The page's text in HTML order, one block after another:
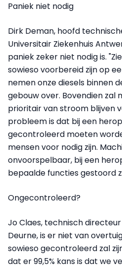
Paniek niet nodig
Dirk Deman, hoofd
Universitair Ziekenhuis
paniek zeker niet nodig is.
sowieso voorbereid zijn op
nemen onze diesels binnen
gebouw over. Bovendien zal
prioritair van stroom blijven
probleem is dat bij een
gecontroleerd moeten
mensen voor nodig zijn.
onvoorspelbaar, bij een
bepaalde functies gestoord
Ongecontroleerd?
Jo Claes, technisch
Deurne, is er niet van
sowieso gecontroleerd zal
dat er 99,5% kans is dat we